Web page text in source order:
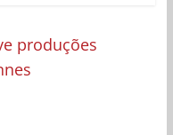
produções